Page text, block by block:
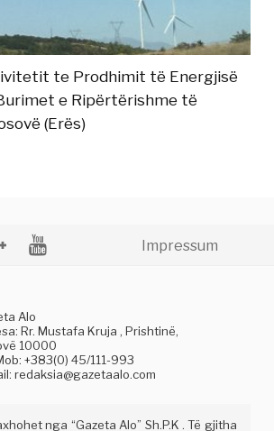
te Prodhimit të Energjisë
e Ripërtërishme të
(Erës)
Impressum
Alo
Rr. Mustafa Kruja , Prishtinë,
10000
+383(0) 45/111-993
redaksia@gazetaalo.com
nga “Gazeta Alo” Sh.P.K . Të gjitha